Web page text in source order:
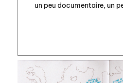
un peu documentaire, un